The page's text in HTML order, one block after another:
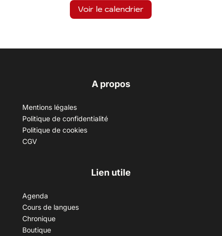
Voir le calendrier
A propos
Mentions légales
Politique de confidentialité
Politique de cookies
CGV
Lien utile
Agenda
Cours de langues
Chronique
Boutique